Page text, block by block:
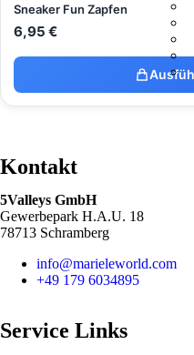
Sneaker Fun Zapfen
6,95 €
Kontakt
5Valleys GmbH
Gewerbepark H.A.U. 18
78713 Schramberg
info@marieleworld.com
+49 179 6034895
Service Links